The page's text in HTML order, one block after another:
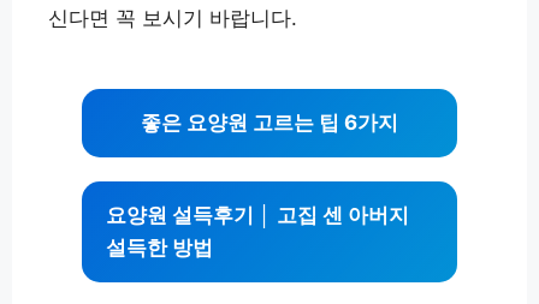
신다면 꼭 보시기 바랍니다.
좋은 요양원 고르는 팁 6가지
요양원 설득후기 │ 고집 센 아버지
설득한 방법